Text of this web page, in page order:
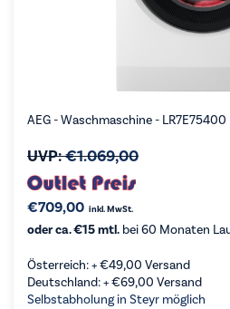
AEG - Waschmaschine - LR7E75400
UVP:€1.069,00
€709,00 inkl. MwSt.
oder ca. €15 mtl. bei 60 Monaten
Österreich: +€49,00 Versand
Deutschland: +€69,00 Versand
Selbstabholung in Steyr möglich